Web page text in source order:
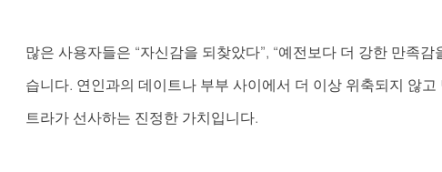
많은 사용자들은 “자신감을 되찾았다”, “예전보다 더 강한 만족
습니다. 연인과의 데이트나 부부 사이에서 더 이상 위축되지 않
트라가 선사하는 진정한 가치입니다.